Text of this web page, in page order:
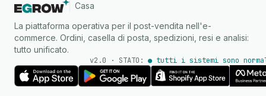
Casa
La piattaforma operativa per il post-vendita nell'e-
commerce. Ordini, casella di posta, spedizioni, resi e analisi:
tutto unificato.
v2.0 · STATO: ● tutti i sistemi sono